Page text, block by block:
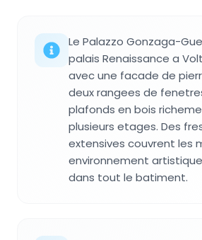
Le Palazzo Gonzaga-
palais Renaissance a
avec une facade de
deux rangees de
plafonds en bois
plusieurs etages. Des
extensives couvrent les
environnement
dans tout le batiment.